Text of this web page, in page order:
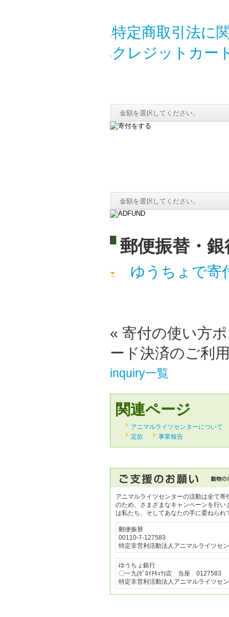
特定商取引法に
クレジットカー
郵便振替・
ゆうちょで寄
« 寄付の使い方
ード決済のご利
inquiry一覧
関連ページ
アニマルライツセンターについて
定款
事業報告
アニマルライツセンターの活動は全て
のため、さまざまなキャンペーンを行
は私たち、そしてあなたの手に委ねられ
郵便振替
00110-7-127583
特定非営利活動法人アニマルライツセ
ゆうちょ銀行
〇一九(ｾﾞﾛｲﾁｷｭｳ)店 当座 0127583
特定非営利活動法人アニマルライツセ